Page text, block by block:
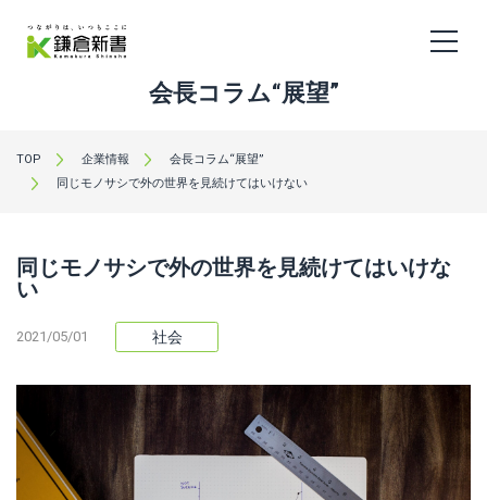
会長コラム“展望”
TOP 企業情報
会長コラム“展望”
同じモノサシで外の世界を見続けてはいけない
同じモノサシで外の世界を見続けてはいけな
い
2021/05/01 社会